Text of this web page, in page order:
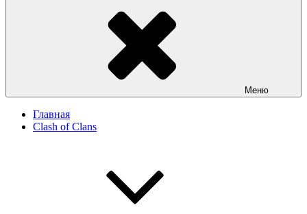
Меню
Главная
Clash of Clans